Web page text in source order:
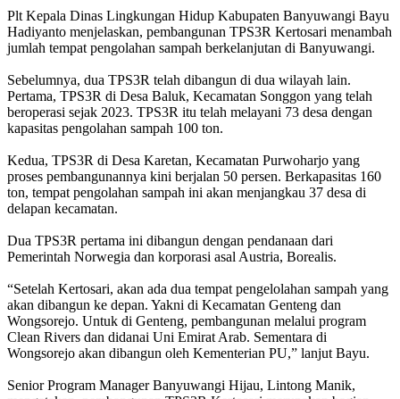
Plt Kepala Dinas Lingkungan Hidup Kabupaten Banyuwangi Bayu
Hadiyanto menjelaskan, pembangunan TPS3R Kertosari menambah
jumlah tempat pengolahan sampah berkelanjutan di Banyuwangi.
Sebelumnya, dua TPS3R telah dibangun di dua wilayah lain.
Pertama, TPS3R di Desa Baluk, Kecamatan Songgon yang telah
beroperasi sejak 2023. TPS3R itu telah melayani 73 desa dengan
kapasitas pengolahan sampah 100 ton.
Kedua, TPS3R di Desa Karetan, Kecamatan Purwoharjo yang
proses pembangunannya kini berjalan 50 persen. Berkapasitas 160
ton, tempat pengolahan sampah ini akan menjangkau 37 desa di
delapan kecamatan.
Dua TPS3R pertama ini dibangun dengan pendanaan dari
Pemerintah Norwegia dan korporasi asal Austria, Borealis.
“Setelah Kertosari, akan ada dua tempat pengelolahan sampah yang
akan dibangun ke depan. Yakni di Kecamatan Genteng dan
Wongsorejo. Untuk di Genteng, pembangunan melalui program
Clean Rivers dan didanai Uni Emirat Arab. Sementara di
Wongsorejo akan dibangun oleh Kementerian PU,” lanjut Bayu.
Senior Program Manager Banyuwangi Hijau, Lintong Manik,